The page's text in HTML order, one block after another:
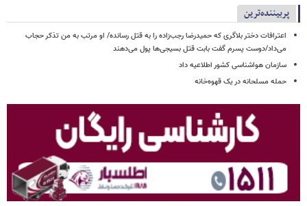
پربیننده‌ترین
اعترافات دختر بلاگری که حمیدرضا رجب‌زاده را به قتل رسانده/ او مرتب به من تذکر حجاب
می‌داد/دوست پسرم گفت بابت قتل بسیجی‌ها پول می‌دهند
سازمان هواشناسی کشور اطلاعیه داد
حمله مسلحانه در یک قهوه‌خانه